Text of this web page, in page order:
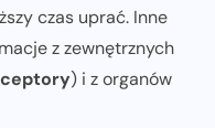
czas uprać. Inne
z zewnętrznych
) i z organów